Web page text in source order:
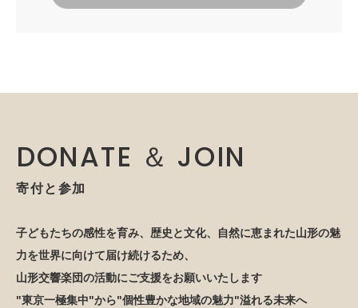
DONATE ＆ JOIN
寄付と参加
子どもたちの感性を育み、歴史と文化、自然に恵まれた山形の魅
力を世界に向けて届け続けるため、
山形交響楽団の活動にご支援をお願いいたします
"東京一極集中"から"個性豊かな地域の魅力"溢れる未来へ